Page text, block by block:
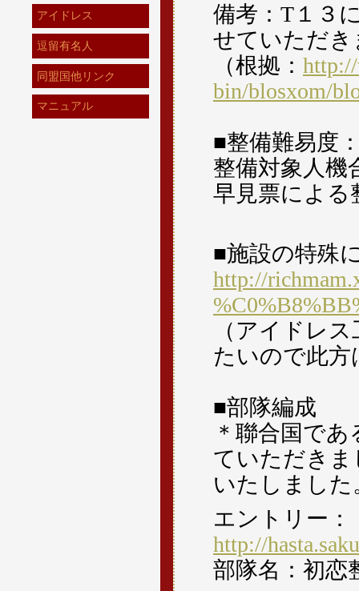
備考：T１３
せていただき
（根拠：
bin/blosxom/
■整備難易度
整備対象人機
早見票による
■施設の特殊
http://
（アイドレ
たいので此方
■部隊編成
＊聯合国で
ていただきま
いたしました
エントリー：
http://
部隊名：初恋
アイドレス
逗留有名人
同盟国他リンク
マニュアル